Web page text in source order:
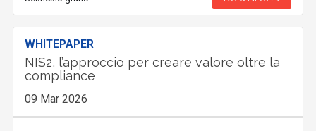
WHITEPAPER
NIS2, l’approccio per creare valore oltre la
compliance
09 Mar 2026